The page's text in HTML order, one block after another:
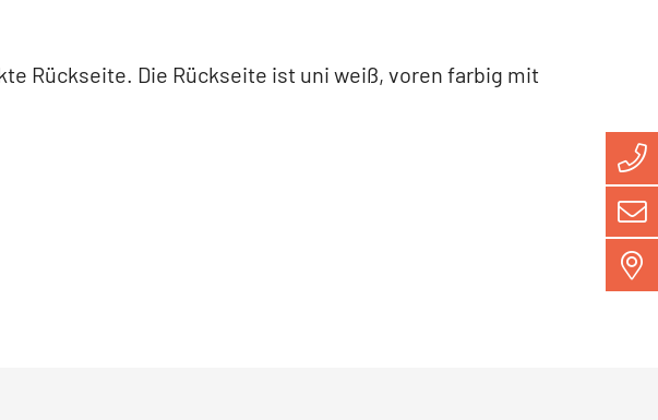
Rückseite. Die Rückseite ist uni weiß, voren farbig mit